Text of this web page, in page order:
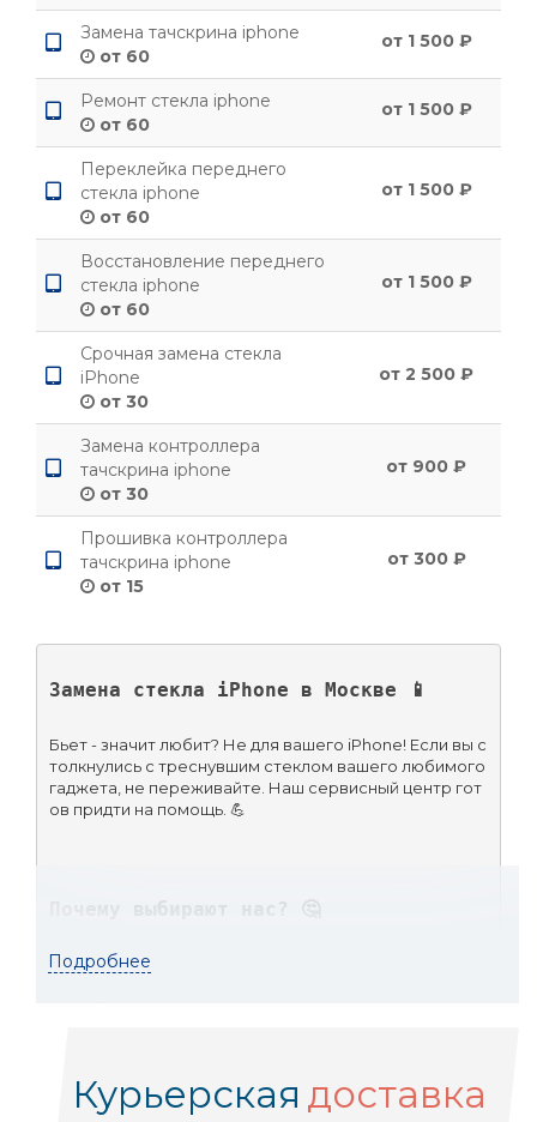
Замена тачскрина iphone
от 60
от 1 500 ₽
Ремонт стекла iphone
от 60
от 1 500 ₽
Переклейка переднего
стекла iphone
от 60
от 1 500 ₽
Восстановление переднего
стекла iphone
от 60
от 1 500 ₽
Срочная замена стекла
iPhone
от 30
от 2 500 ₽
Замена контроллера
тачскрина iphone
от 30
от 900 ₽
Прошивка контроллера
тачскрина iphone
от 15
от 300 ₽
Замена стекла iPhone в Москве 📱
Бьет - значит любит? Не для вашего iPhone! Если вы с
толкнулись с треснувшим стеклом вашего любимого
гаджета, не переживайте. Наш сервисный центр гот
ов придти на помощь. 💪
Срочный ремонт — будем готовы спасти даже
в неотложной ситуации 🆘
Подробнее
Курьерская доставка